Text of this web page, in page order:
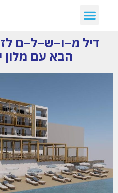
דיל מ–ו–ש–ל–ם
הבא עם מלון